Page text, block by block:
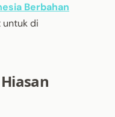
Berbahan
di